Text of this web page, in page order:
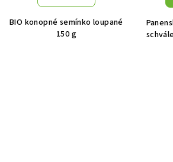
BIO konopné semínko loupané
150 g